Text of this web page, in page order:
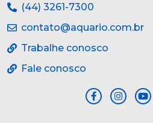
(44) 3261-7300
contato@aquario.com.br
Trabalhe conosco
Fale conosco